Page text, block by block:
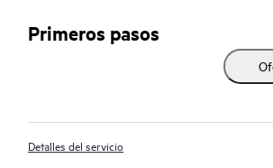
El servicio HPE Tech Care habilita el acceso
especialistas en productos concretos y
de actuar de manera más eficiente. Los
Tech Care pueden acceder al soporte a
Primeros pasos
Detalles del servicio